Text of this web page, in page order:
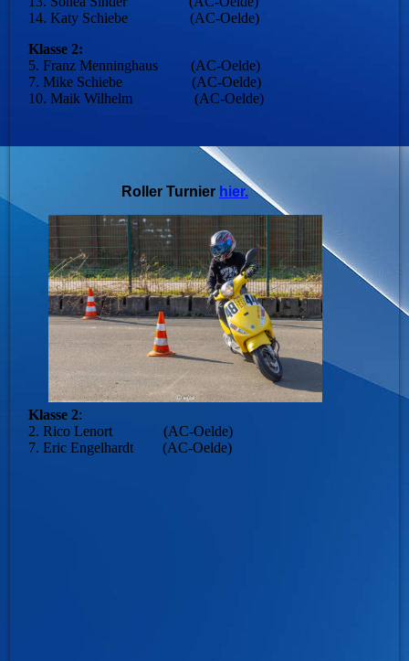
14. Katy Schiebe (AC-Oelde)
Klasse 2:
5. Franz Menninghaus (AC-Oelde)
7. Mike Schiebe (AC-Oelde)
10. Maik Wilhelm (AC-Oelde)
Roller Turnier hier.
Klasse 2:
2. Rico Lenort (AC-Oelde)
7. Eric Engelhardt (AC-Oelde)